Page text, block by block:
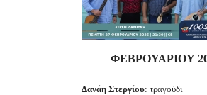
ΦΕΒΡΟΥΑΡΙΟΥ
Δανάη Στεργίου: τραγούδι